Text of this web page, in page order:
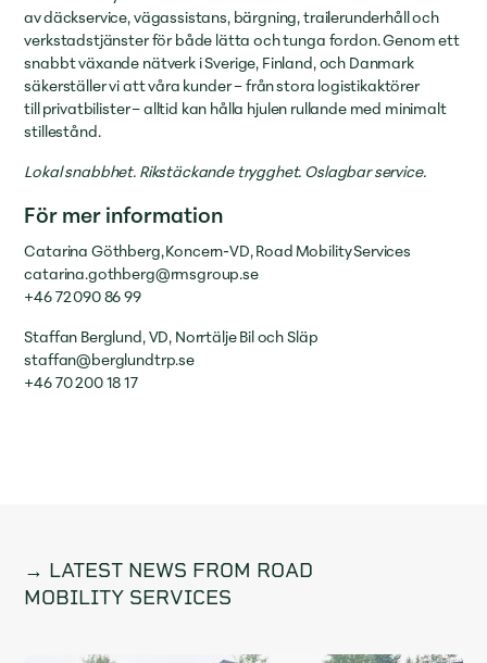
av däckservice, vägassistans, bärgning, trailerunderhåll och
verkstadstjänster för både lätta och tunga fordon. Genom ett
snabbt växande nätverk i Sverige, Finland, och Danmark
säkerställer vi att våra kunder – från stora logistikaktörer
till privatbilister – alltid kan hålla hjulen rullande med minimalt
stillestånd.
Lokal snabbhet. Rikstäckande trygghet. Oslagbar service.
För mer information
Catarina Göthberg, Koncern-VD, Road Mobility Services
catarina.gothberg@rmsgroup.se
+46 72 090 86 99
Staffan Berglund, VD, Norrtälje Bil och Släp
staffan@berglundtrp.se
+46 70 200 18 17
→ LATEST NEWS FROM ROAD
MOBILITY SERVICES